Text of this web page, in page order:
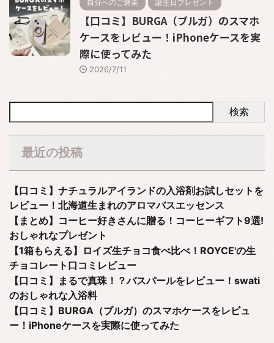
自分へのご褒美 誕生日プレゼント
【口コミ】BURGA（ブルガ）のスマホ
ケースをレビュー！iPhoneケースを実
際に使ってみた
2026/7/11
検索
最近の投稿
【口コミ】ナチュラルアイランドの入浴剤お試しセットを
レビュー！北海道生まれのアロマバスエッセンス
【まとめ】コーヒー好きさんに贈る！コーヒーギフト9選!
おしゃれなプレゼント
【1箱もらえる】ロイズ生チョコ食べ比べ！ROYCE'の生
チョコレート口コミレビュー
【口コミ】まるで真珠！？バスパールをレビュー！swati
のおしゃれな入浴料
【口コミ】BURGA（ブルガ）のスマホケースをレビュ
ー！iPhoneケースを実際に使ってみた